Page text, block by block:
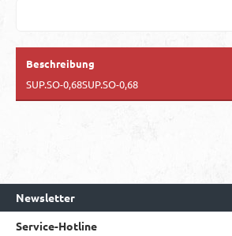
Beschreibung
SUP.SO-0,68SUP.SO-0,68
Newsletter
Service-Hotline